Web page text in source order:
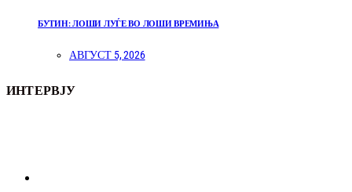
БУТИН: ЛОШИ ЛУЃЕ ВО ЛОШИ ВРЕМИЊА
АВГУСТ 5, 2026
ИНТЕРВЈУ